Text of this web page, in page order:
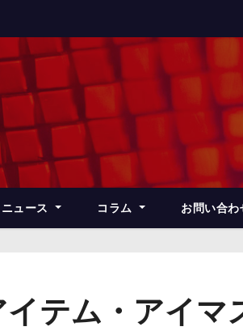
ニュース コラム お問い合わ
テム・アイマ